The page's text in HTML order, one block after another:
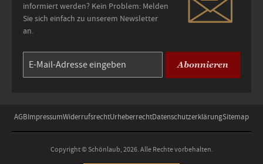
informiert werden? Kein Problem: Melden
Sie sich einfach zu unserem Newsletter
an.
Abonnieren
AGBImpressumWiderrufsrechtUrheberrechtDatenschutzerklärungSitemap
Copyright © Schönlaub, 2026. Alle Rechte vorbehalten.